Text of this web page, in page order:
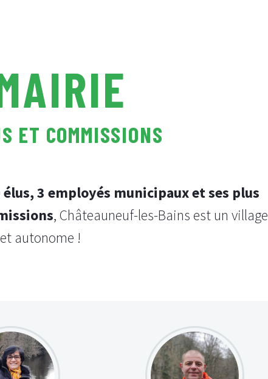
ET COMMISSIONS
élus, 3 employés municipaux et ses plus
, Châteauneuf-les-Bains est un village
autonome !